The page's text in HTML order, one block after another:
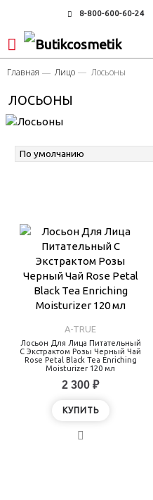
8-800-600-60-24
Главная Лицо Лосьоны
ЛОСЬОНЫ
A-TRUE
Лосьон Для Лица Питательный
С Экстрактом Розы Черный Чай
Rose Petal Black Tea Enriching
Moisturizer 120 мл
2 300 ₽
КУПИТЬ